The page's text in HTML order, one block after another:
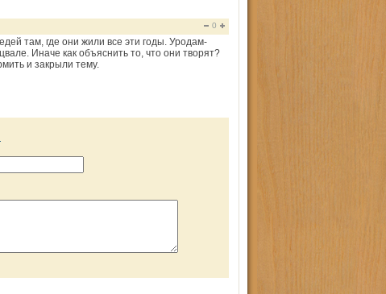
0
там, где они жили все эти годы. Уродам-
Иначе как объяснить то, что они творят?
и закрыли тему.